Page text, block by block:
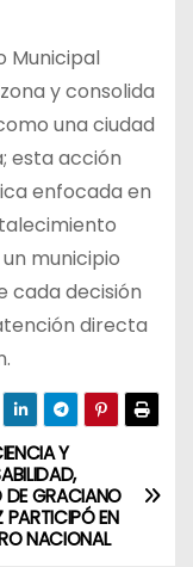
Municipal
y consolida
una ciudad
esta acción
enfocada en
municipio
cada decisión
directa
Y
DE GRACIANO
PARTICIPÓ EN
NACIONAL